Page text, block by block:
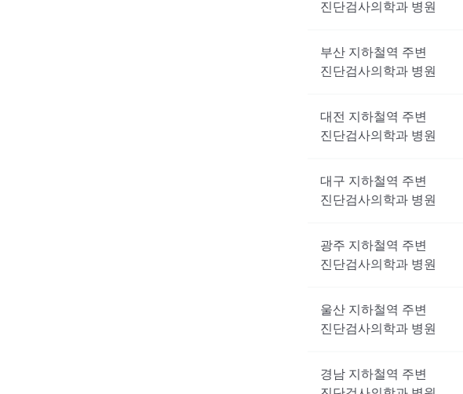
진단검사의학과 병원
부산 지하철역 주변
진단검사의학과 병원
대전 지하철역 주변
진단검사의학과 병원
대구 지하철역 주변
진단검사의학과 병원
광주 지하철역 주변
진단검사의학과 병원
울산 지하철역 주변
진단검사의학과 병원
경남 지하철역 주변